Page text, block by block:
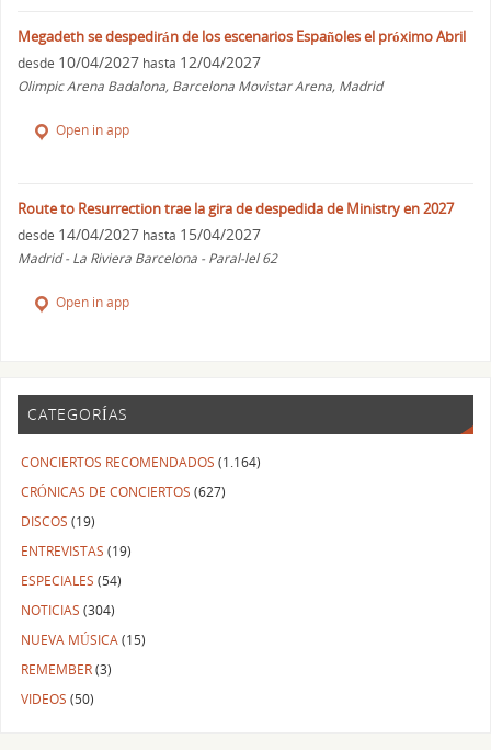
Megadeth se despedirán de los escenarios Españoles el próximo Abril
desde 10/04/2027 hasta 12/04/2027
Olimpic Arena Badalona, Barcelona Movistar Arena, Madrid
Open in app
Route to Resurrection trae la gira de despedida de Ministry en 2027
desde 14/04/2027 hasta 15/04/2027
Madrid - La Riviera Barcelona - Paral-lel 62
Open in app
CATEGORÍAS
CONCIERTOS RECOMENDADOS (1.164)
CRÓNICAS DE CONCIERTOS (627)
DISCOS (19)
ENTREVISTAS (19)
ESPECIALES (54)
NOTICIAS (304)
NUEVA MÚSICA (15)
REMEMBER(3)
VIDEOS (50)